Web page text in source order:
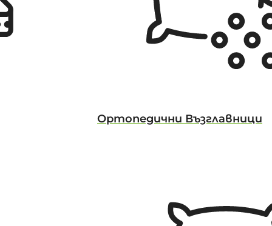
Ортопедични Възглавници